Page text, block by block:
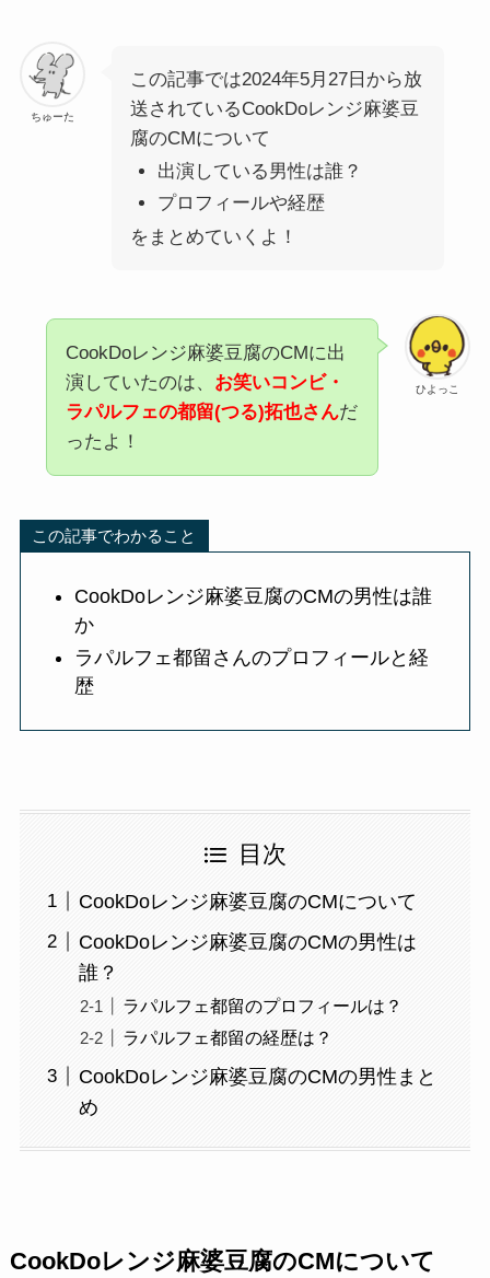
ちゅーた
この記事では2024年5月27日から放
送されているCookDoレンジ麻婆豆
腐のCMについて
出演している男性は誰？
プロフィールや経歴
をまとめていくよ！
ひよっこ
CookDoレンジ麻婆豆腐のCMに出
演していたのは、 お笑いコンビ・
ラパルフェの都留(つる)拓也さんだ
ったよ！
この記事でわかること
CookDoレンジ麻婆豆腐のCMの男性は誰
か
ラパルフェ都留さんのプロフィールと経
歴
目次
CookDoレンジ麻婆豆腐のCMについて
CookDoレンジ麻婆豆腐のCMの男性は
誰？
ラパルフェ都留のプロフィールは？
ラパルフェ都留の経歴は？
CookDoレンジ麻婆豆腐のCMの男性まと
め
CookDoレンジ麻婆豆腐のCMについて